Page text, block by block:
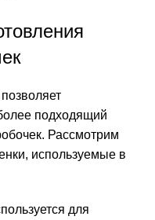
подходящий
Рассмотрим
используемые в
для